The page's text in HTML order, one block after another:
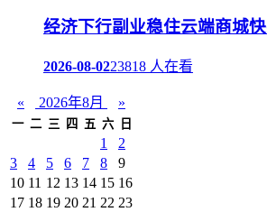
经济下行副业稳住云端商城
2026-08-0223818 人在看
« 2026年8月 »
一 二 三 四 五 六 日
1
2
3
4 5 6 7 8
9
10 11 12 13 14 15 16
17 18 19 20 21 22 23